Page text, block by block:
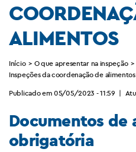
ALIMENTOS
Início > O que apresentar na inspeção >
Inspeções da coordenação de alimentos
Publicado em 05/05/2023 - 11:59 |
Documentos de
obrigatória